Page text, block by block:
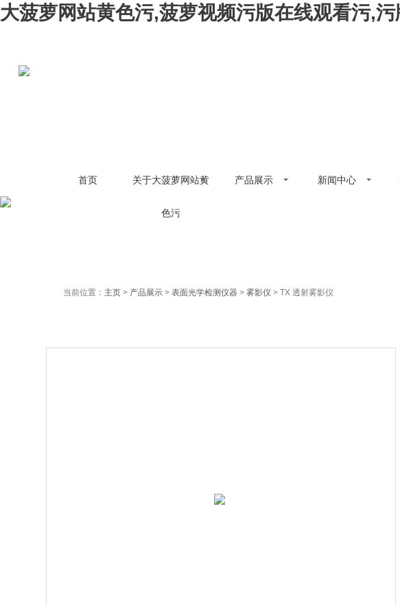
大菠萝网站黄色污,菠萝视频污版在线观看污,
首页 关于大菠萝网站黄
色污
产品展示 新闻中心
当前位置： 主页 > 产品展示 >表面光学检测仪器 >雾影仪 > TX 透射雾影仪